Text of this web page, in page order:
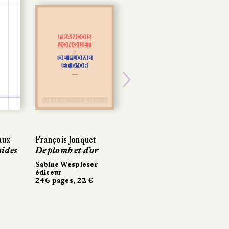
François Jonquet
De plomb et d’or
Sabine Wespieser
éditeur
246 pages, 22 €